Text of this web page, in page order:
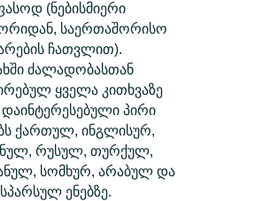
(ნებისმიერი
საერთაშორისო
ჩათვლით).
ძალადობასთან
ყველა კითხვაზე
დაინტერესებული პირი
ქართულ, ინგლისურ,
რუსულ, თურქულ,
სომხურ, არაბულ და
სპარსულ ენებზე.